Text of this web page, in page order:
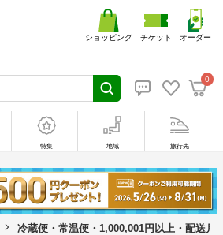
0
ショッピング チケット オーダー
特集 地域 旅行先
冷蔵便・常温便・1,000,001円以上・配送月